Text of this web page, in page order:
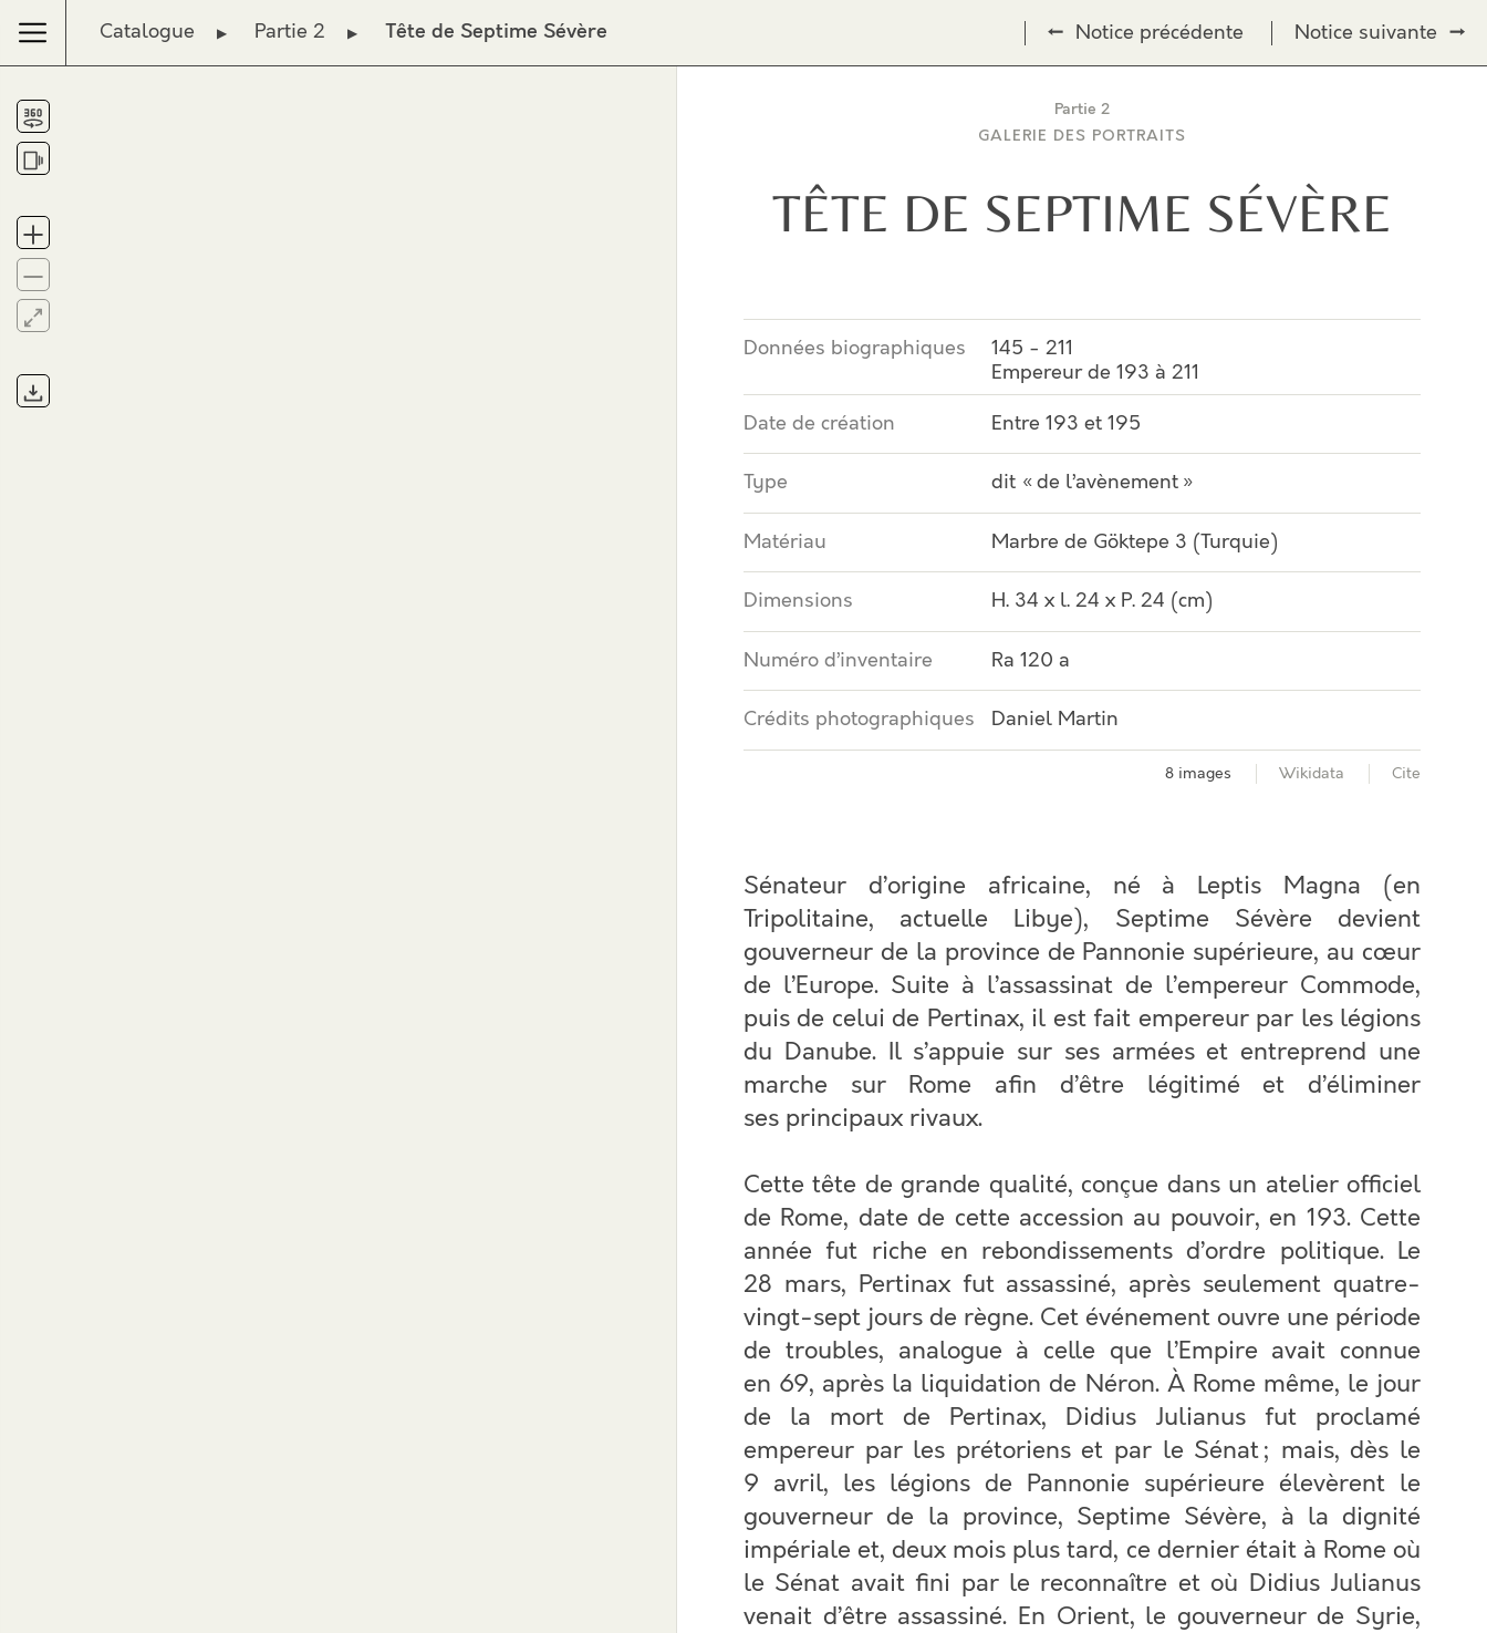
Catalogue Partie 2 Tête de Septime Sévère ← Notice précédente Notice suivante →
Partie 2
GALERIE DES PORTRAITS
TÊTE DE SEPTIME SÉVÈRE
Données biographiques
145 - 211
Empereur de 193 à 211
Date de création Entre 193 et 195
Type dit « de l’avènement »
Matériau Marbre de Göktepe 3 (Turquie)
Dimensions H. 34 x l. 24 x P. 24 (cm)
Numéro d’inventaire Ra 120 a
Crédits photographiques Daniel Martin
8 images Wikidata Cite
Sénateur d’origine africaine, né à Leptis Magna (en
Tripolitaine, actuelle Libye), Septime Sévère devient
gouverneur de la province de Pannonie supérieure, au cœur
de l’Europe. Suite à l’assassinat de l’empereur Commode,
puis de celui de Pertinax, il est fait empereur par les légions
du Danube. Il s’appuie sur ses armées et entreprend une
marche sur Rome afin d’être légitimé et d’éliminer
ses principaux rivaux.
Cette tête de grande qualité, conçue dans un atelier officiel
de Rome, date de cette accession au pouvoir, en 193. Cette
année fut riche en rebondissements d’ordre politique. Le
28 mars, Pertinax fut assassiné, après seulement quatre-
vingt-sept jours de règne. Cet événement ouvre une période
de troubles, analogue à celle que l’Empire avait connue
en 69, après la liquidation de Néron. À Rome même, le jour
de la mort de Pertinax, Didius Julianus fut proclamé
empereur par les prétoriens et par le Sénat ; mais, dès le
9 avril, les légions de Pannonie supérieure élevèrent le
gouverneur de la province, Septime Sévère, à la dignité
impériale et, deux mois plus tard, ce dernier était à Rome où
le Sénat avait fini par le reconnaître et où Didius Julianus
venait d’être assassiné. En Orient, le gouverneur de Syrie,